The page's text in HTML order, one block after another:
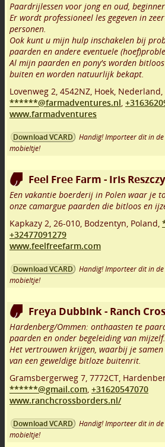
Paardrijlessen voor jong en oud,
Er wordt professioneel les gegeven in
personen.
Ook kunt u mijn hulp inschakelen bij
paarden en andere eventuele
Al mijn paarden en pony's worden
buiten en worden natuurlijk bekapt.
Lovenweg 2, 4542NZ, Hoek, Nederland,
******@farmadventures.nl,
www.farmadventures
Download VCARD
Handig! Importeer dit in
mobieltje!
Feel Free Farm - Iris
Een vakantie boerderij in Polen waar je
onze camargue paarden die bitloos en
Kapkazy 2, 26-010, Bodzentyn, Poland,
+32477091279
www.feelfreefarm.com
Download VCARD
Handig! Importeer dit in
mobieltje!
Freya Dubbink - Ranch
Hardenberg/Ommen: onthaasten te
paarden en onder begeleiding van mijzelf.
Het vertrouwen krijgen, waarbij je
van een geweldige bitloze buitenrit.
Gramsbergerweg 7, 7772CT,
******@gmail.com, +31620547070
www.ranchcrossborders.nl/
Download VCARD
Handig! Importeer dit in
mobieltje!